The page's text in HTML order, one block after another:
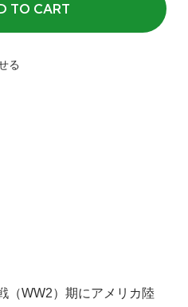
TO CART
る
（WW2）期にアメリカ陸